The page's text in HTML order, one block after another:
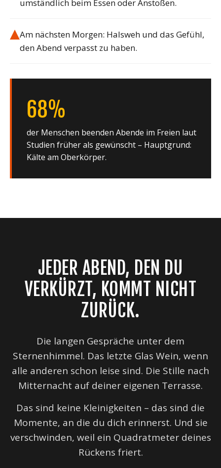
umständlich beim Essen oder Anstoßen.
Am nächsten Morgen: Halsweh und das Gefühl,
den Abend verpasst zu haben.
68%
der Menschen beenden Abende im Freien laut
Studien früher als gewünscht – Hauptgrund:
Kälte am Oberkörper.
JEDER ABEND, DEN DU
VERKÜRZT, KOMMT NICHT
ZURÜCK.
Die langen Gespräche unter dem
Sternenhimmel. Das letzte Glas Wein, wenn
alle anderen schon leise sind. Die Stille nach
Mitternacht auf deiner eigenen Terrasse.
Das sind keine Kleinigkeiten – das sind die
Momente, an die du dich erinnerst. Und sie
verschwinden, weil ein Quadratmeter deines
Rückens friert.